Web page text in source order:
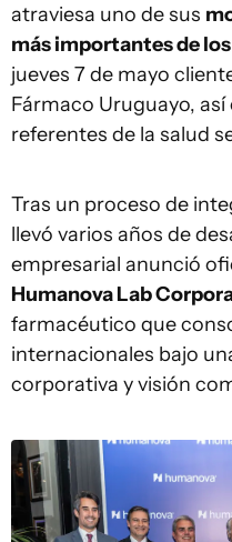
atraviesa uno de sus
más importantes de
jueves 7 de mayo
Fármaco Uruguayo,
referentes de la salud
Tras un proceso de
llevó varios años de
empresarial anunció
Humanova Lab
farmacéutico que
internacionales bajo
corporativa y visión